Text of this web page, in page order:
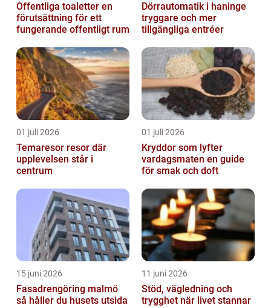
Offentliga toaletter en
förutsättning för ett
fungerande offentligt rum
Dörrautomatik i haninge
tryggare och mer
tillgängliga entréer
01 juli 2026
Temaresor resor där
upplevelsen står i
centrum
01 juli 2026
Kryddor som lyfter
vardagsmaten en guide
för smak och doft
15 juni 2026
Fasadrengöring malmö
så håller du husets utsida
11 juni 2026
Stöd, vägledning och
trygghet när livet stannar